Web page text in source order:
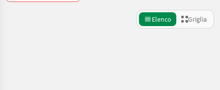
Elenco Griglia